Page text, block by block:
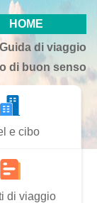
HOME
Guida di viaggio
di buon senso
e cibo
di viaggio